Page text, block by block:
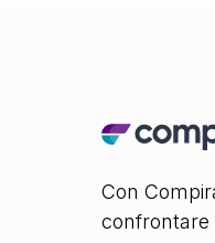
Con
confrontare